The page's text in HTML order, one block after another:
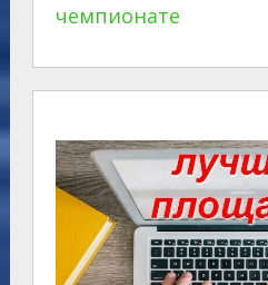
чемпионате